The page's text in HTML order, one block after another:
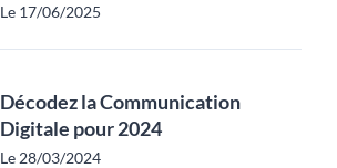
Le 17/06/2025
Décodez la Communication
Digitale pour 2024
Le 28/03/2024